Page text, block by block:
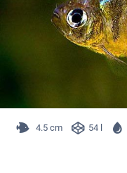
4.5 cm 54 l